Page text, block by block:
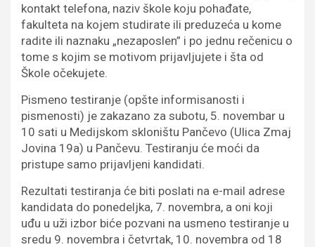
kontakt telefona, naziv škole koju pohađate,
fakulteta na kojem studirate ili preduzeća u kome
radite ili naznaku „nezaposlen” i po jednu rečenicu o
tome s kojim se motivom prijavljujete i šta od
Škole očekujete.
Pismeno testiranje (opšte informisanosti i
pismenosti) je zakazano za subotu, 5. novembar u
10 sati u Medijskom skloništu Pančevo (Ulica Zmaj
Jovina 19a) u Pančevu. Testiranju će moći da
pristupe samo prijavljeni kandidati.
Rezultati testiranja će biti poslati na e-mail adrese
kandidata do ponedeljka, 7. novembra, a oni koji
uđu u uži izbor biće pozvani na usmeno testiranje u
sredu 9. novembra i četvrtak, 10. novembra od 18